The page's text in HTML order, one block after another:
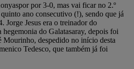
por 3-0, mas vai ficar no 2.º
ano consecutivo (!), sendo que já
Jorge Jesus era o treinador do
do Galatasaray, depois foi
Mourinho, despedido no início desta
Tedesco, que também já foi